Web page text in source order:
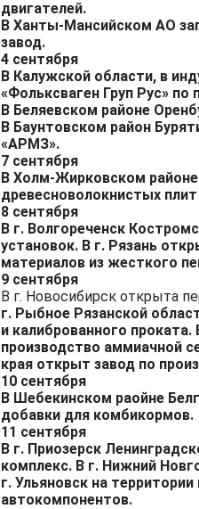
двигателей.
В Ханты-Мансийском АО
завод.
4 сентября
В Калужской области, в
«Фольксваген Груп Рус» по
В Беляевском районе
В Баунтовском район
«АРМЗ».
7 сентября
В Холм-Жирковском районе
древесноволокнистых
8 сентября
В г. Волгореченск
установок. В г. Рязань
материалов из жесткого
9 сентября
В г. Новосибирск открыта
г. Рыбное Рязанской
и калиброванного
производство аммиачной
края открыт завод по
10 сентября
В Шебекинском раойне
добавки для комбикормов.
11 сентября
В г. Приозерск
комплекс. В г. Нижний
г. Ульяновск на
автокомпонентов.